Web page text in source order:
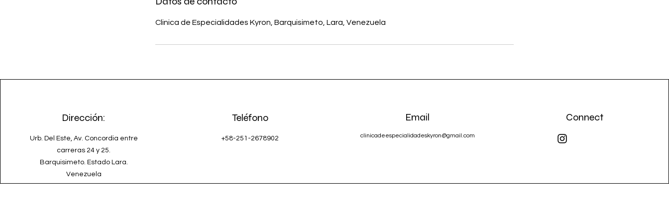
Clinica de Especialidades Kyron, Barquisimeto, Lara, Venezuela
Dirección:
Urb. Del Este, Av. Concordia entre
carreras 24 y 25.
Barquisimeto. Estado Lara.
Venezuela
Teléfono
+58-251-2678902
Email
clinicadeespecialidadeskyron@gmail.com
Connect